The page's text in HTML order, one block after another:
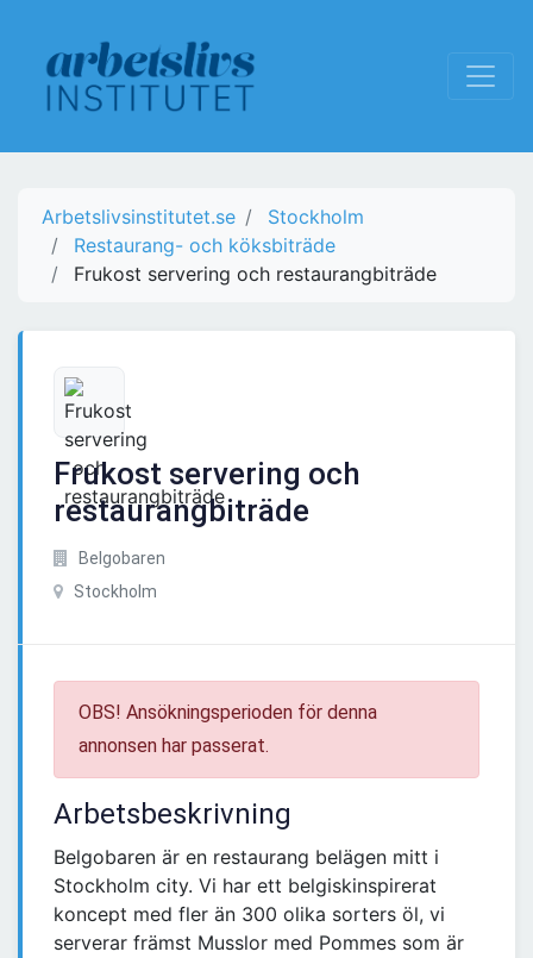
Arbetslivsinstitutet.se
Stockholm
Restaurang- och köksbiträde
Frukost servering och restaurangbiträde
Frukost servering och
restaurangbiträde
Belgobaren
Stockholm
OBS! Ansökningsperioden för denna
annonsen har passerat.
Arbetsbeskrivning
Belgobaren är en restaurang belägen mitt i
Stockholm city. Vi har ett belgiskinspirerat
koncept med fler än 300 olika sorters öl, vi
serverar främst Musslor med Pommes som är